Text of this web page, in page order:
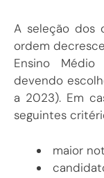
A seleção dos
ordem
Ensino
devendo
a 2023). Em
seguintes
maior